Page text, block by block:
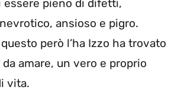
essere pieno di difetti,
ansioso e pigro.
però l’ha Izzo ha trovato
da amare, un vero e proprio
vita.